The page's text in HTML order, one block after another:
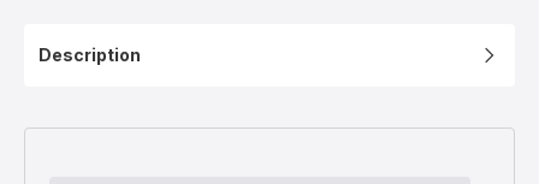
Description